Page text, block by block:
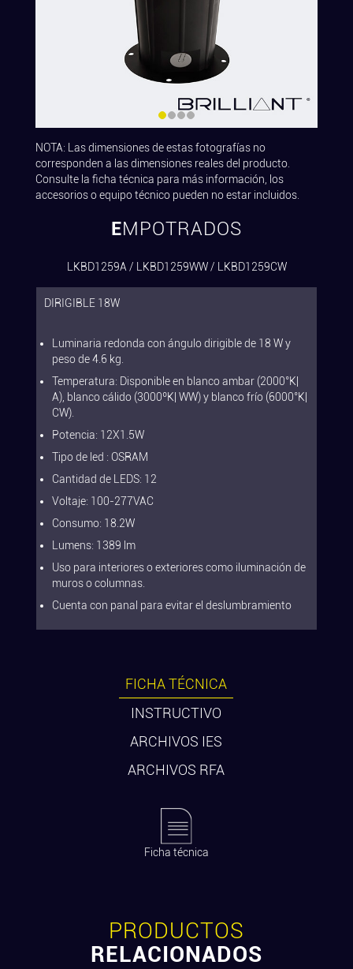
NOTA: Las dimensiones de estas fotografías no
corresponden a las dimensiones reales del producto.
Consulte la ficha técnica para más información, los
accesorios o equipo técnico pueden no estar incluidos.
EMPOTRADOS
LKBD1259A / LKBD1259WW / LKBD1259CW
DIRIGIBLE 18W
Luminaria redonda con ángulo dirigible de 18 W y
peso de 4.6 kg.
Temperatura: Disponible en blanco ambar (2000°K|
A), blanco cálido (3000ºK| WW) y blanco frío (6000°K|
CW).
Potencia: 12X1.5W
Tipo de led : OSRAM
Cantidad de LEDS: 12
Voltaje: 100-277VAC
Consumo: 18.2W
Lumens: 1389 lm
Uso para interiores o exteriores como iluminación de
muros o columnas.
Cuenta con panal para evitar el deslumbramiento
FICHA TÉCNICA
INSTRUCTIVO
ARCHIVOS IES
ARCHIVOS RFA
Ficha técnica
PRODUCTOS
RELACIONADOS